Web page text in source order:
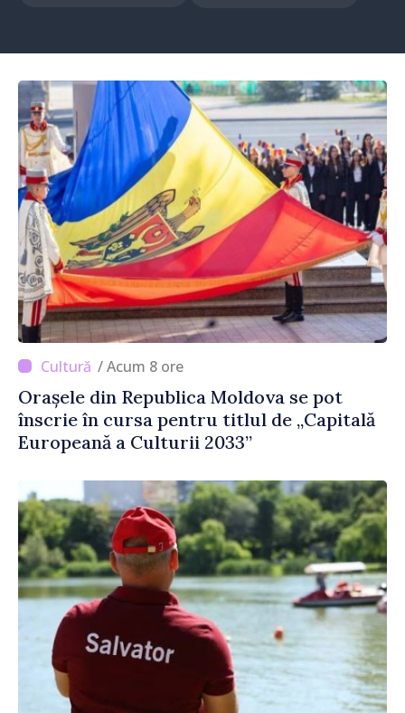
/ Acum 8 ore
Orașele din Republica Moldova se pot
înscrie în cursa pentru titlul de „Capitală
Europeană a Culturii 2033”